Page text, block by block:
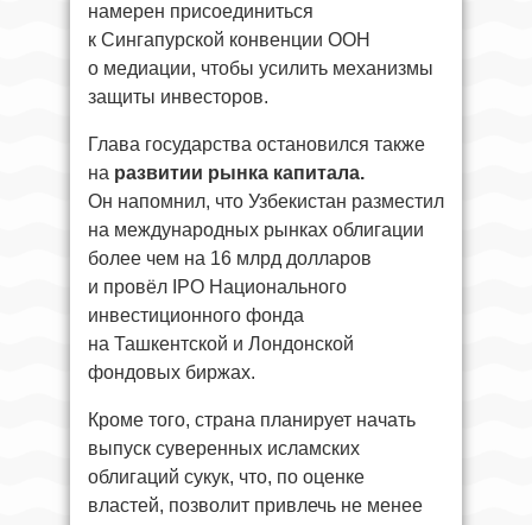
намерен присоединиться
к Сингапурской конвенции ООН
о медиации, чтобы усилить механизмы
защиты инвесторов.
Глава государства остановился также
на развитии рынка капитала.
Он напомнил, что Узбекистан разместил
на международных рынках облигации
более чем на 16 млрд долларов
и провёл IPO Национального
инвестиционного фонда
на Ташкентской и Лондонской
фондовых биржах.
Кроме того, страна планирует начать
выпуск суверенных исламских
облигаций сукук, что, по оценке
властей, позволит привлечь не менее